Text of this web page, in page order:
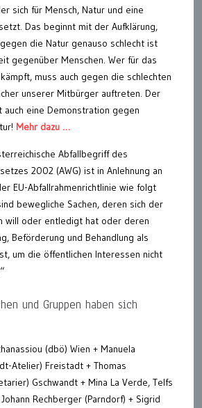
sich für Mensch, Natur und eine
Das beginnt mit der Aufklärung,
die Natur genauso schlecht ist
gegenüber Menschen. Wer für das
muss auch gegen die schlechten
unserer Mitbürger auftreten. Der
eine Demonstration gegen
Mehr dazu …
Abfallbegriff des
2002 (AWG) ist in Anlehnung an
EU-Abfallrahmenrichtlinie wie folgt
bewegliche Sachen, deren sich der
will oder entledigt hat oder deren
Beförderung und Behandlung als
um die öffentlichen Interessen nicht
und Gruppen haben sich
(dbö) Wien + Manuela
Atelier) Freistadt + Thomas
Gschwandt + Mina La Verde, Telfs
Rechberger (Parndorf) + Sigrid